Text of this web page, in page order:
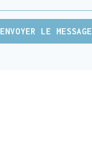
ENVOYER LE MESSAGE